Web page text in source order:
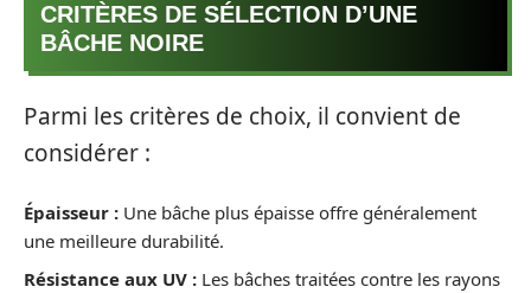
CRITÈRES DE SÉLECTION D’UNE
BÂCHE NOIRE
Parmi les critères de choix, il convient de
considérer :
Épaisseur : Une bâche plus épaisse offre généralement
une meilleure durabilité.
Résistance aux UV : Les bâches traitées contre les rayons